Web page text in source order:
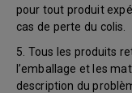
pour tout produit
cas de perte du colis.
5. Tous les produits
l’emballage et les
description du